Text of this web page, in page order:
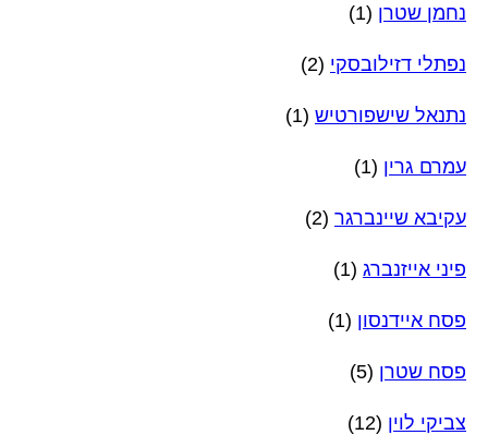
נחמן שטרן (1)
נפתלי דזילובסקי (2)
נתנאל שישפורטיש (1)
עמרם גרין (1)
עקיבא שיינברגר (2)
פיני אייזנברג (1)
פסח איידנסון (1)
פסח שטרן (5)
צביקי לוין (12)